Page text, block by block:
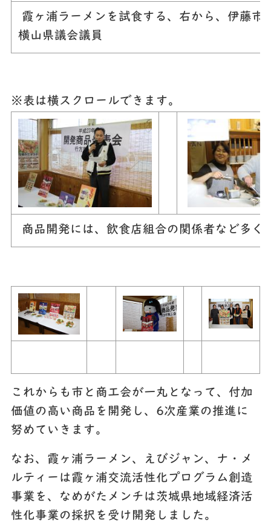
霞ヶ浦ラーメンを試食する、右から、伊藤市
横山県議会議員
※表は横スクロールできます。
商品開発には、飲食店組合の関係者など多
これからも市と商工会が一丸となって、付加
価値の高い商品を開発し、6次産業の推進に
努めていきます。
なお、霞ヶ浦ラーメン、えびジャン、ナ・メ
ルティーは霞ヶ浦交流活性化プログラム創造
事業を、なめがたメンチは茨城県地域経済活
性化事業の採択を受け開発しました。